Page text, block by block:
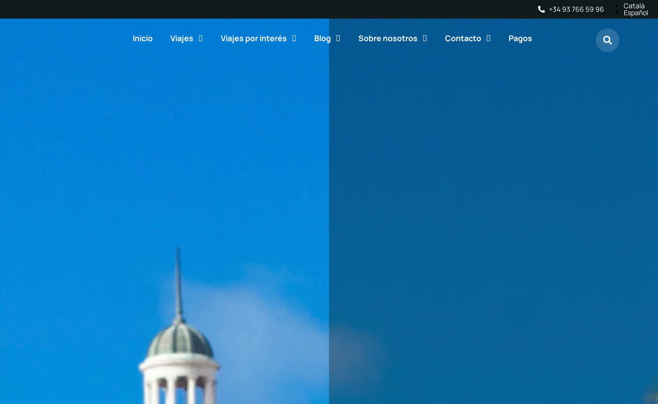
+34 93 766 59 96 Català
Español
Inicio Viajes Viajes por interés Blog Sobre nosotros Contacto Pagos